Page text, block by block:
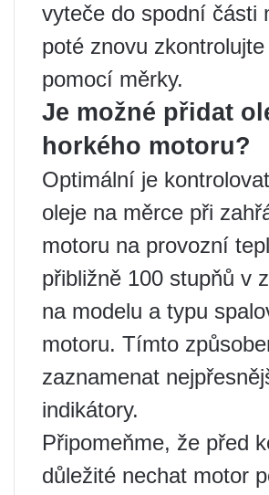
vyteče do spodní části
poté znovu
pomocí měrky.
Je možné přidat
horkého motoru?
Optimální je
oleje na měrce při
motoru na provozní
přibližně 100 stupňů v
na modelu a typu
motoru. Tímto
zaznamenat
indikátory.
Připomeňme, že před
důležité nechat motor